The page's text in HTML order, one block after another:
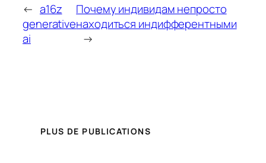
← a16z
generative
ai
Почему индивидам непросто
находиться индифферентными
→
PLUS DE PUBLICATIONS